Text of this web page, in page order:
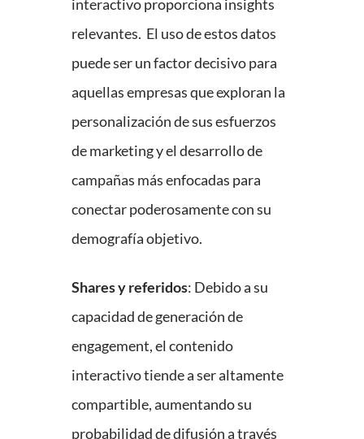
interactivo proporciona insights
relevantes. El uso de estos datos
puede ser un factor decisivo para
aquellas empresas que exploran la
personalización de sus esfuerzos
de marketing y el desarrollo de
campañas más enfocadas para
conectar poderosamente con su
demografía objetivo.
Shares y referidos: Debido a su
capacidad de generación de
engagement, el contenido
interactivo tiende a ser altamente
compartible, aumentando su
probabilidad de difusión a través